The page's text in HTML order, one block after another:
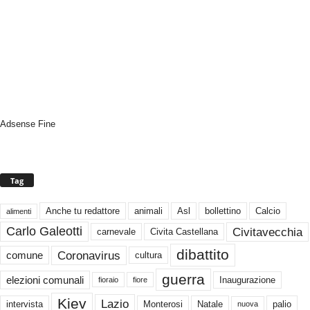
Adsense Fine
Tag
alimenti Anche tu redattore animali Asl bollettino Calcio
Carlo Galeotti carnevale Civita Castellana Civitavecchia
comune Coronavirus cultura dibattito
elezioni comunali fioraio fiore guerra Inaugurazione
intervista Kiev Lazio Monterosi Natale nuova palio